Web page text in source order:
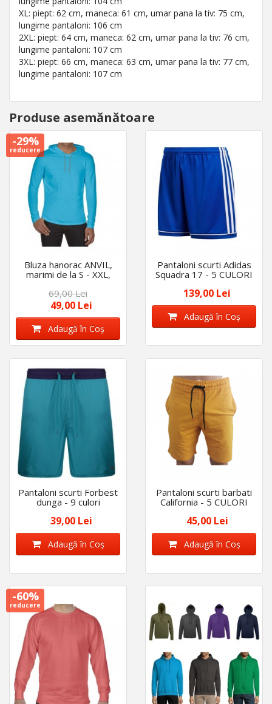
XL: piept: 62 cm, maneca: 61 cm, umar pana la tiv: 75 cm,
lungime pantaloni: 106 cm
2XL: piept: 64 cm, maneca: 62 cm, umar pana la tiv: 76 cm,
lungime pantaloni: 107 cm
3XL: piept: 66 cm, maneca: 63 cm, umar pana la tiv: 77 cm,
lungime pantaloni: 107 cm
Produse asemănătoare
-29%
reducere
Bluza hanorac ANVIL,
marimi de la S - XXL,
69,00 Lei
49,00 Lei
Adaugă în Coş
Pantaloni scurti Adidas
Squadra 17 - 5 CULORI
139,00 Lei
Adaugă în Coş
Pantaloni scurti Forbest
dunga - 9 culori
39,00 Lei
Adaugă în Coş
Pantaloni scurti barbati
California - 5 CULORI
45,00 Lei
Adaugă în Coş
-60%
reducere